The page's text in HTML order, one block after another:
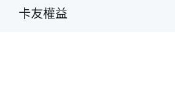
卡友權益